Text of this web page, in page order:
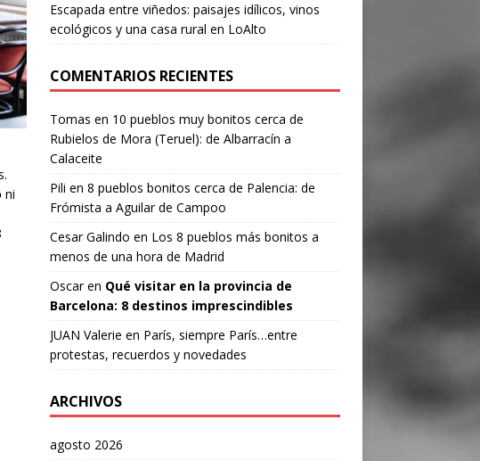
ni
Escapada entre viñedos: paisajes idílicos, vinos
ecológicos y una casa rural en LoAlto
COMENTARIOS RECIENTES
Tomas en 10 pueblos muy bonitos cerca de
Rubielos de Mora (Teruel): de Albarracín a
Calaceite
Pili en 8 pueblos bonitos cerca de Palencia: de
Frómista a Aguilar de Campoo
Cesar Galindo en Los 8 pueblos más bonitos a
menos de una hora de Madrid
Oscaren Qué visitar en la provincia de
Barcelona: 8 destinos imprescindibles
JUAN Valerie en París, siempre París…entre
protestas, recuerdos y novedades
ARCHIVOS
agosto 2026